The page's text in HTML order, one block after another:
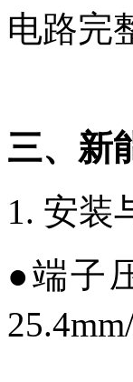
电路完
三、 新
1. 安装
●端子